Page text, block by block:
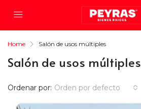
Home Salón de usos múltiples
Salón de usos múltiples
Ordenar por: Orden por defecto